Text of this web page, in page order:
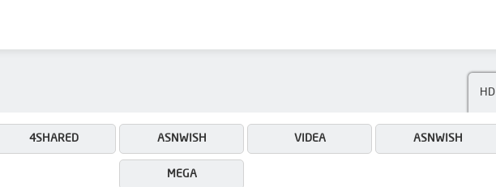
HD
ASNWISH
VIDEA
ASNWISH
4SHARED
MEGA